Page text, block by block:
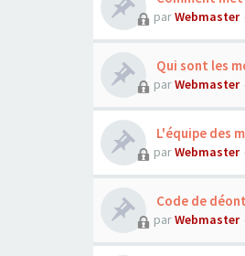
parWebmaster
Qui sont les
parWebmaster
L'équipe des
parWebmaster
Code de
parWebmaster